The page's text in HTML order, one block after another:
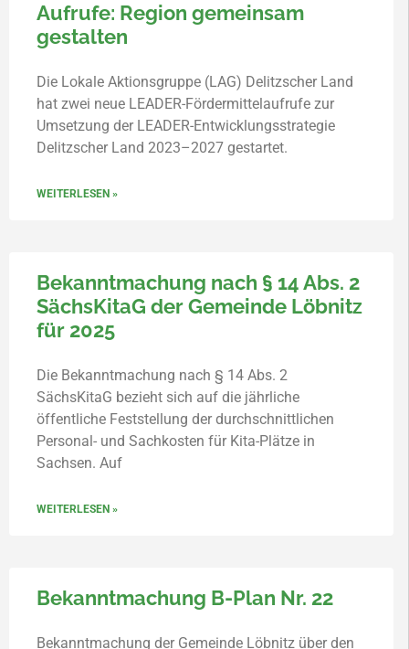
Aufrufe: Region gemeinsam
gestalten
Die Lokale Aktionsgruppe (LAG) Delitzscher Land
hat zwei neue LEADER-Fördermittelaufrufe zur
Umsetzung der LEADER-Entwicklungsstrategie
Delitzscher Land 2023–2027 gestartet.
WEITERLESEN »
Bekanntmachung nach § 14 Abs. 2
SächsKitaG der Gemeinde Löbnitz
für 2025
Die Bekanntmachung nach § 14 Abs. 2
SächsKitaG bezieht sich auf die jährliche
öffentliche Feststellung der durchschnittlichen
Personal- und Sachkosten für Kita-Plätze in
Sachsen. Auf
WEITERLESEN »
Bekanntmachung B-Plan Nr. 22
Bekanntmachung der Gemeinde Löbnitz über den